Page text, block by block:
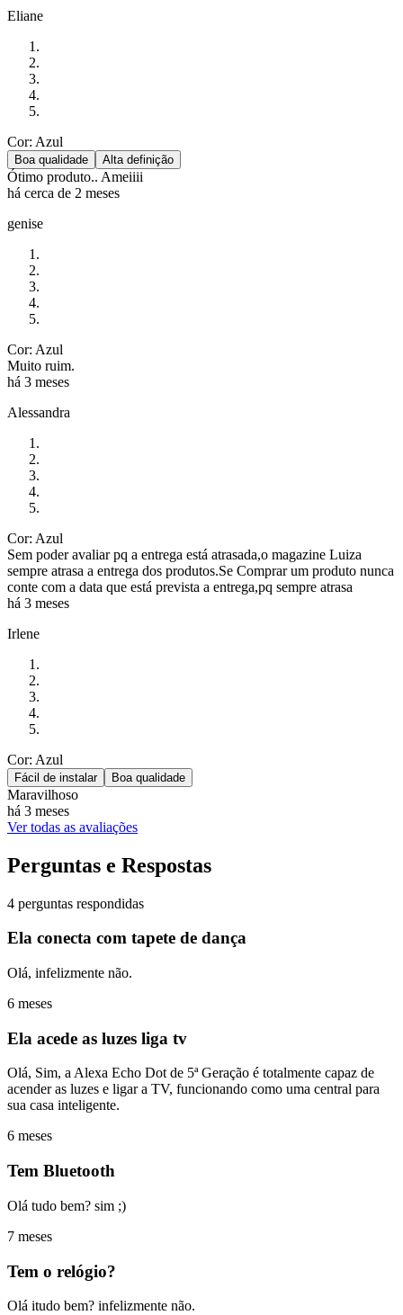
Eliane
Cor: Azul
Boa qualidade Alta definição
Ótimo produto.. Ameiiii
há cerca de 2 meses
genise
Cor: Azul
Muito ruim.
há 3 meses
Alessandra
Cor: Azul
Sem poder avaliar pq a entrega está atrasada,o magazine Luiza
sempre atrasa a entrega dos produtos.Se Comprar um produto nunca
conte com a data que está prevista a entrega,pq sempre atrasa
há 3 meses
Irlene
Cor: Azul
Fácil de instalar Boa qualidade
Maravilhoso
há 3 meses
Ver todas as avaliações
Perguntas e Respostas
4 perguntas respondidas
Ela conecta com tapete de dança
Olá, infelizmente não.
6 meses
Ela acede as luzes liga tv
Olá, Sim, a Alexa Echo Dot de 5ª Geração é totalmente capaz de
acender as luzes e ligar a TV, funcionando como uma central para
sua casa inteligente.
6 meses
Tem Bluetooth
Olá tudo bem? sim ;)
7 meses
Tem o relógio?
Olá itudo bem? infelizmente não.